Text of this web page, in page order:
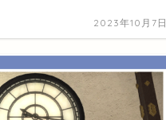
2023年10月7日